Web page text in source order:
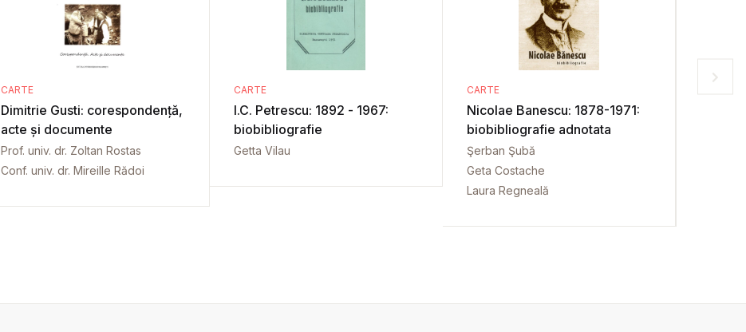
CARTE
Dimitrie Gusti: corespondență,
acte și documente
Prof. univ. dr. Zoltan Rostas
Conf. univ. dr. Mireille Rădoi
CARTE
I.C. Petrescu: 1892 - 1967:
biobibliografie
Getta Vilau
CARTE
Nicolae Banescu: 1878-1971:
biobibliografie adnotata
Şerban Şubă
Geta Costache
Laura Regneală